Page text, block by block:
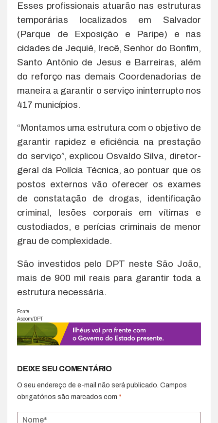
Esses profissionais atuarão nas estruturas
temporárias localizados em Salvador
(Parque de Exposição e Paripe) e nas
cidades de Jequié, Irecê, Senhor do Bonfim,
Santo Antônio de Jesus e Barreiras, além
do reforço nas demais Coordenadorias de
maneira a garantir o serviço ininterrupto nos
417 municípios.
“Montamos uma estrutura com o objetivo de
garantir rapidez e eficiência na prestação
do serviço”, explicou Osvaldo Silva, diretor-
geral da Polícia Técnica, ao pontuar que os
postos externos vão oferecer os exames
de constatação de drogas, identificação
criminal, lesões corporais em vítimas e
custodiados, e perícias criminais de menor
grau de complexidade.
São investidos pelo DPT neste São João,
mais de 900 mil reais para garantir toda a
estrutura necessária.
Fonte
Ascom/DPT
DEIXE SEU COMENTÁRIO
O seu endereço de e-mail não será publicado. Campos
obrigatórios são marcados com *